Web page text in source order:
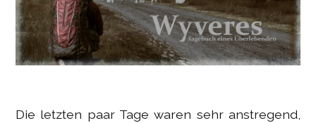
Die letzten paar Tage waren sehr anstregend,